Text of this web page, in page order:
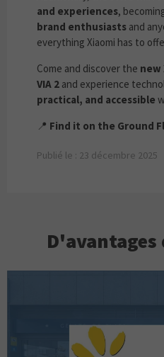
and experiences,
brand enthusiasts and
everything Xiaomi has to
Come and discover the new
VIA 2 and experience
practical, and accessible
📍 Find it on the Ground
Publié le : 23 décembre 2025
D'avantages